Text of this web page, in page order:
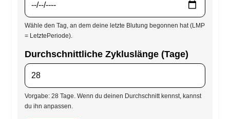
Wähle den Tag, an dem deine letzte Blutung begonnen hat (LMP
= LetztePeriode).
Durchschnittliche Zykluslänge (Tage)
Vorgabe: 28 Tage. Wenn du deinen Durchschnitt kennst, kannst
du ihn anpassen.